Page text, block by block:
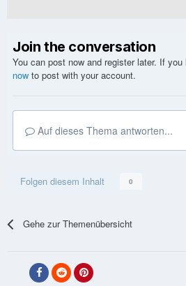
Join the conversation
You can post now and register later. If
now to post with your account.
Auf dieses Thema antworten...
Folgen diesem Inhalt 0
Gehe zur Themenübersicht